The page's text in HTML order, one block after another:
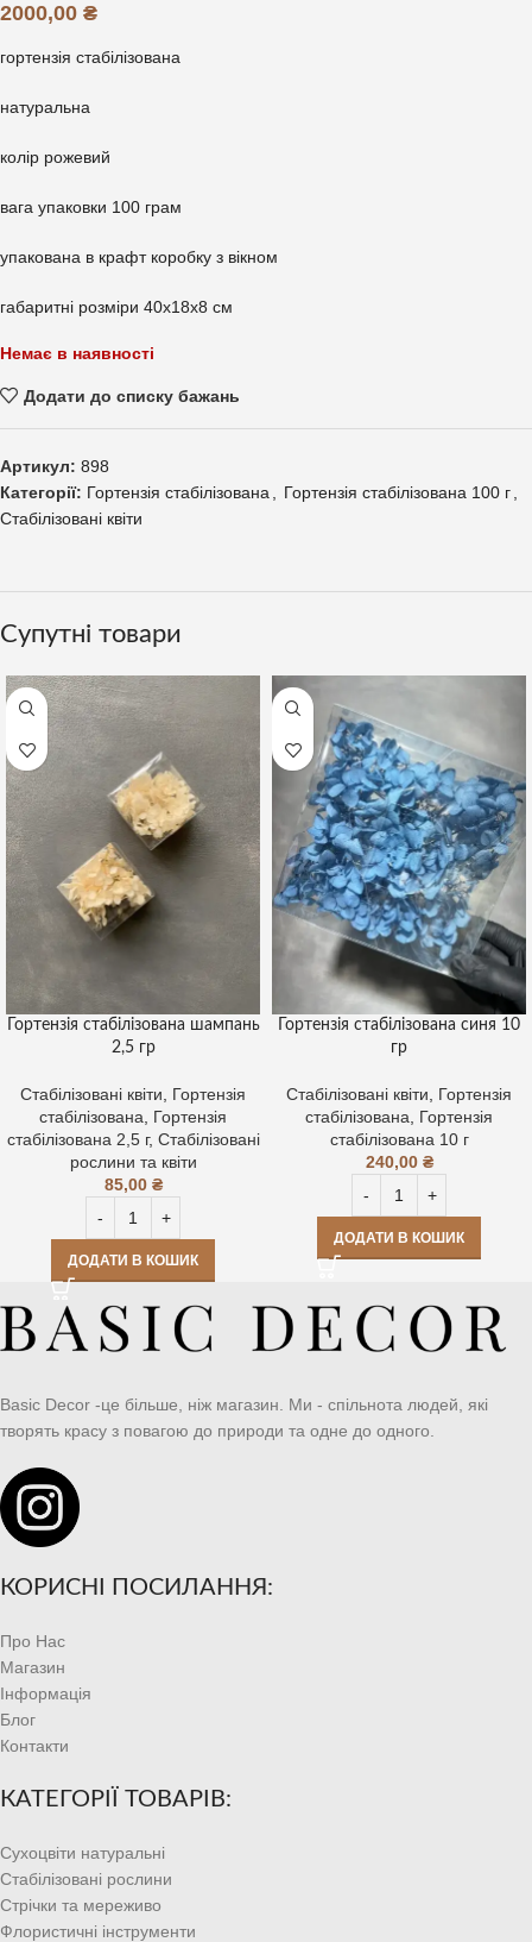
2000,00 ₴
гортензія стабілізована
натуральна
колір рожевий
вага упаковки 100 грам
упакована в крафт коробку з вікном
габаритні розміри 40х18х8 см
Немає в наявності
Додати до списку бажань
Артикул: 898
Категорії: Гортензія стабілізована Гортензія стабілізована 100 г
Стабілізовані квіти
Супутні товари
Гортензія стабілізована шампань
2,5 гр
Стабілізовані квіти, Гортензія
стабілізована, Гортензія
стабілізована 2,5 г, Стабілізовані
рослини та квіти
85,00 ₴
ДОДАТИ В КОШИК
Гортензія стабілізована синя 10
гр
Стабілізовані квіти, Гортензія
стабілізована, Гортензія
стабілізована 10 г
240,00 ₴
ДОДАТИ В КОШИК
Basic Decor -це більше, ніж магазин. Ми - спільнота людей, які
творять красу з повагою до природи та одне до одного.
КОРИСНІ ПОСИЛАННЯ:
Про Нас
Магазин
Інформація
Блог
Контакти
КАТЕГОРІЇ ТОВАРІВ:
Сухоцвіти натуральні
Стабілізовані рослини
Стрічки та мереживо
Флористичні інструменти